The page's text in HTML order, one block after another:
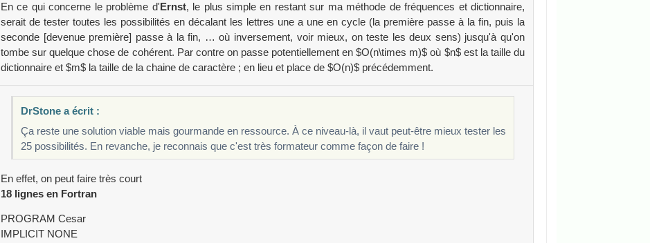
En ce qui concerne le problème d' Ernst, le plus simple en restant sur ma méthode de fréquences et dictionnaire,
serait de tester toutes les possibilités en décalant les lettres une a une en cycle (la première passe à la fin, puis la
seconde [devenue première] passe à la fin, … où inversement, voir mieux, on teste les deux sens) jusqu'à qu'on
tombe sur quelque chose de cohérent. Par contre on passe potentiellement en $O(n\times m)$ où $n$ est la taille du
dictionnaire et $m$ la taille de la chaine de caractère ; en lieu et place de $O(n)$ précédemment.
DrStone a écrit :
Ça reste une solution viable mais gourmande en ressource. À ce niveau-là, il vaut peut-être mieux tester les
25 possibilités. En revanche, je reconnais que c'est très formateur comme façon de faire !
En effet, on peut faire très court
18 lignes en Fortran
PROGRAM Cesar
IMPLICIT NONE